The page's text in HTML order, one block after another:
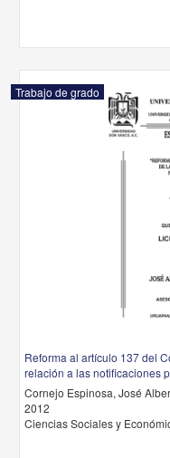
Trabajo de grado
Reforma al artículo 137 del
relación a las notificaciones
Cornejo Espinosa, José
2012
Ciencias Sociales y